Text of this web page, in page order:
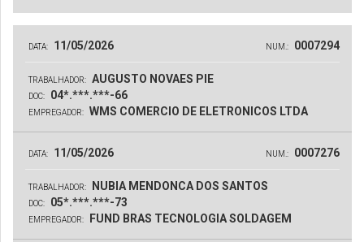
DATA: 11/05/2026 NUM.: 0007294
TRABALHADOR: AUGUSTO NOVAES PIE
DOC: 04*.***.***-66
EMPREGADOR: WMS COMERCIO DE ELETRONICOS LTDA
DATA: 11/05/2026 NUM.: 0007276
TRABALHADOR: NUBIA MENDONCA DOS SANTOS
DOC: 05*.***.***-73
EMPREGADOR: FUND BRAS TECNOLOGIA SOLDAGEM